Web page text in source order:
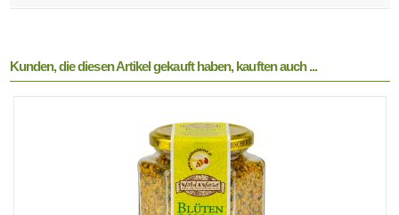
Kunden, die diesen Artikel gekauft haben, kauften auch ...